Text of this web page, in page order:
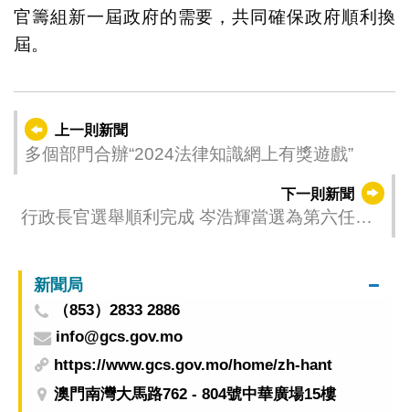
官籌組新一屆政府的需要，共同確保政府順利換
屆。
上一則新聞
多個部門合辦“2024法律知識網上有獎遊戲”
下一則新聞
行政長官選舉順利完成 岑浩輝當選為第六任行
新聞局
（853）2833 2886
info@gcs.gov.mo
https://www.gcs.gov.mo/home/zh-hant
澳門南灣大馬路762 - 804號中華廣場15樓